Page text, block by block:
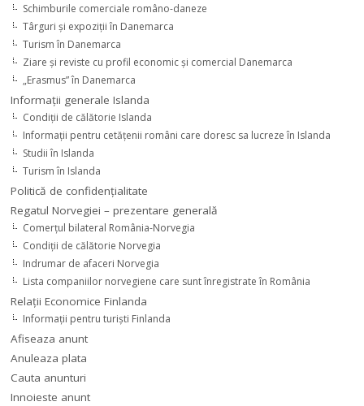
Schimburile comerciale româno-daneze
Târguri şi expoziţii în Danemarca
Turism în Danemarca
Ziare şi reviste cu profil economic şi comercial Danemarca
„Erasmus” în Danemarca
Informaţii generale Islanda
Condiţii de călătorie Islanda
Informaţii pentru cetăţenii români care doresc sa lucreze în Islanda
Studii în Islanda
Turism în Islanda
Politică de confidențialitate
Regatul Norvegiei – prezentare generală
Comerţul bilateral România-Norvegia
Condiții de călătorie Norvegia
Indrumar de afaceri Norvegia
Lista companiilor norvegiene care sunt înregistrate în România
Relaţii Economice Finlanda
Informaţii pentru turişti Finlanda
Afiseaza anunt
Anuleaza plata
Cauta anunturi
Innoieste anunt